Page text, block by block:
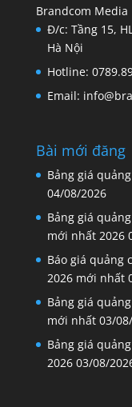
Brandcom Media
Đ/c: Tầng 15,
Hà Nội
Hotline:
Email:
Bài mới đăng
Bảng giá
04/08/2026
Bảng giá
mới nhất 2026
Báo giá quảng
2026 mới nhất
Bảng giá
mới nhất 03/
Bảng giá
2026 03/08/